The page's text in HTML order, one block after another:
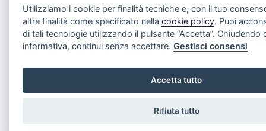
Utilizziamo i cookie per finalità tecniche e, con il tuo
altre finalità come specificato nellacookie policy. Puoi
di tali tecnologie utilizzando il pulsante “Accetta”. Chiudendo
informativa, continui senza accettare.Gestisci consensi
Accetta tutto
Rifiuta tutto